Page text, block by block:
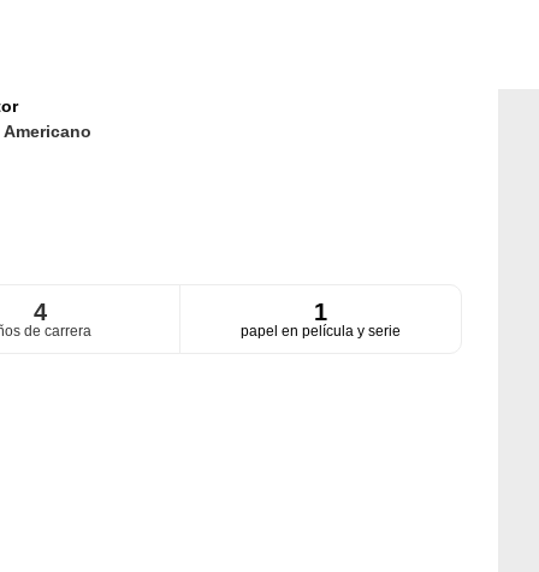
Americano
4
de carrera
1
papel en película y serie